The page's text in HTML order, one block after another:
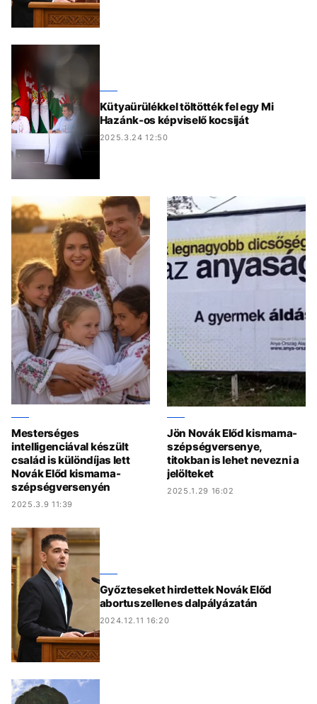
Kütyaürülékkel töltötték fel egy Mi
Hazánk-os képviselő kocsiját
2025.3.24 12:50
Mesterséges
intelligenciával készült
család is különdíjas lett
Novák Előd kismama-
szépségversenyén
2025.3.9 11:39
Jön Novák Előd kismama-
szépségversenye,
titokban is lehet nevezni a
jelölteket
2025.1.29 16:02
Győzteseket hirdettek Novák Előd
abortuszellenes dalpályázatán
2024.12.11 16:20